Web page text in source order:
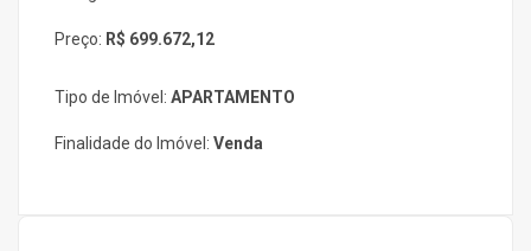
Preço: R$ 699.672,12
Tipo de Imóvel: APARTAMENTO
Finalidade do Imóvel: Venda